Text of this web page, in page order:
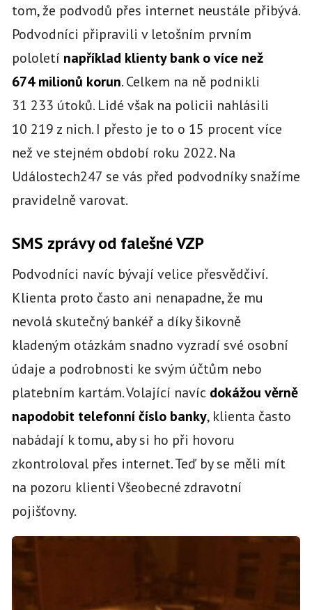
tom, že podvodů přes internet neustále přibývá.
Podvodníci připravili v letošním prvním
pololetí například klienty bank o více než
674 milionů korun. Celkem na ně podnikli
31 233 útoků. Lidé však na policii nahlásili
10 219 z nich. I přesto je to o 15 procent více
než ve stejném období roku 2022. Na
Událostech247 se vás před podvodníky snažíme
pravidelně varovat.
SMS zprávy od falešné VZP
Podvodníci navíc bývají velice přesvědčiví.
Klienta proto často ani nenapadne, že mu
nevolá skutečný bankéř a díky šikovně
kladeným otázkám snadno vyzradí své osobní
údaje a podrobnosti ke svým účtům nebo
platebním kartám. Volající navíc dokážou věrně
napodobit telefonní číslo banky, klienta často
nabádají k tomu, aby si ho při hovoru
zkontroloval přes internet. Teď by se měli mít
na pozoru klienti Všeobecné zdravotní
pojišťovny.